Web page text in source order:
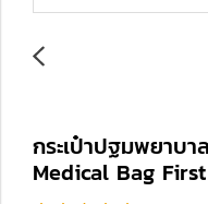
กระเป๋าปฐมพยาบา
Medical Bag